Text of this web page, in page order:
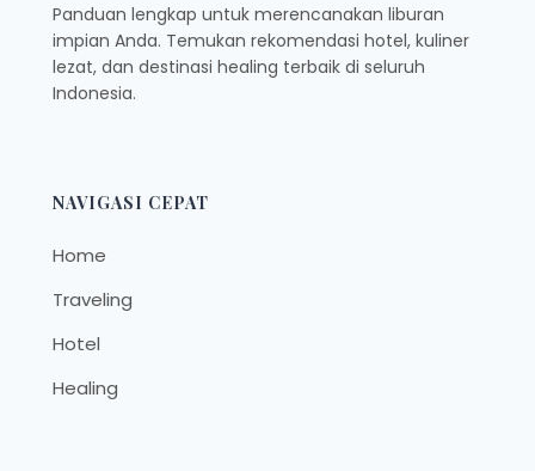
Panduan lengkap untuk merencanakan liburan
impian Anda. Temukan rekomendasi hotel, kuliner
lezat, dan destinasi healing terbaik di seluruh
Indonesia.
NAVIGASI CEPAT
Home
Traveling
Hotel
Healing